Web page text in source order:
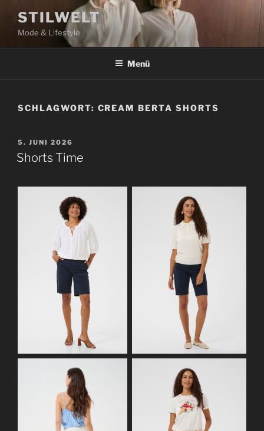
Inhalt
springen
STILWELT
Mode & Lifestyle
Menü
SCHLAGWORT: CREAM BERTA SHORTS
VERÖFFENTLICHT
AM
5. JUNI 2026
Shorts Time